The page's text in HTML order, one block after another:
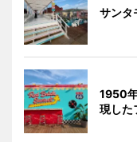
サンタ
1950
現した